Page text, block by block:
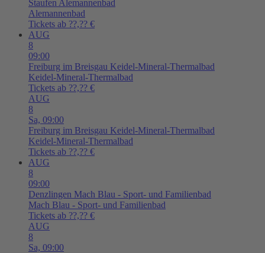
Staufen Alemannenbad
Alemannenbad
Tickets ab ??,?? €
AUG
8
09:00
Freiburg im Breisgau Keidel-Mineral-Thermalbad
Keidel-Mineral-Thermalbad
Tickets ab ??,?? €
AUG
8
Sa, 09:00
Freiburg im Breisgau Keidel-Mineral-Thermalbad
Keidel-Mineral-Thermalbad
Tickets ab ??,?? €
AUG
8
09:00
Denzlingen Mach Blau - Sport- und Familienbad
Mach Blau - Sport- und Familienbad
Tickets ab ??,?? €
AUG
8
Sa, 09:00